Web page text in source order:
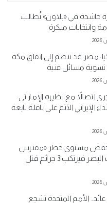
حاشدة في «بلاون» تُطالب
وانتخابات مبكرة
مصر قد تنضم إلى اتفاق مكة
تسوية مسائل فنية
اتصالاً مع نظيره الإماراتي
الإيراني الآثم على ناقلة تابعة
مستوى خطر «مفترس
جنسي» لضعف البصر فيرتكب 3 جرائم قتل
عائد.. الأمم المتحدة تشجع